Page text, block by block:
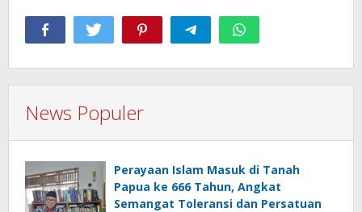
News Populer
Perayaan Islam Masuk di Tanah
Papua ke 666 Tahun, Angkat
Semangat Toleransi dan Persatuan